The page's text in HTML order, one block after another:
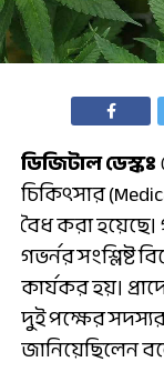
ডিজিটাল ডেস্কঃ
চিকিৎসার
বৈধ করা
গভর্নর সংশ্লিষ্ট
কার্যকর হয়।
দুই পক্ষের
জানিয়েছিলেন